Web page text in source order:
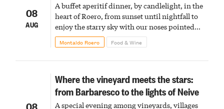
08
AUG
A buffet aperitif dinner, by candlelight, in the
heart of Roero, from sunset until nightfall to
enjoy the starry sky with our noses pointed
upward
Montaldo Roero Food & Wine
08
Where the vineyard meets the stars:
from Barbaresco to the lights of Neive
A special evening among vineyards, villages